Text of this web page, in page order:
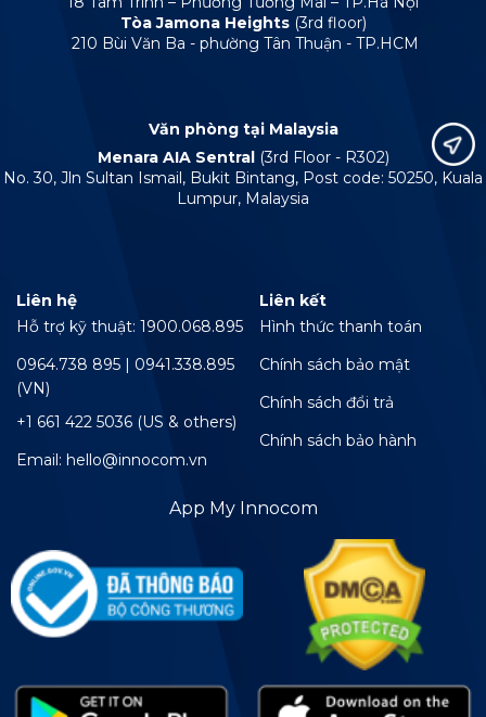
Tòa Jamona Heights (3rd floor)
210 Bùi Văn Ba - phường Tân Thuận - TP.HCM
Văn phòng tại Malaysia
Menara AIA Sentral (3rd Floor - R302)
No. 30, Jln Sultan Ismail, Bukit Bintang, Post code: 50250, Kuala
Lumpur, Malaysia
Liên hệ
Hỗ trợ kỹ thuật: 1900.068.895
0964.738 895 | 0941.338.895
(VN)
+1 661 422 5036 (US & others)
Email: hello@innocom.vn
Liên kết
Hình thức thanh toán
Chính sách bảo mật
Chính sách đổi trả
Chính sách bảo hành
App My Innocom